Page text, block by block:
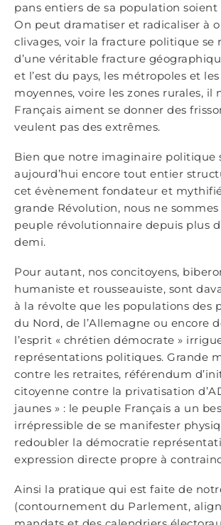
pans entiers de sa population soient
On peut dramatiser et radicaliser à
clivages, voir la fracture politique se
d’une véritable fracture
et l’est du pays, les métropoles et
moyennes, voire les zones rurales, il
Français aiment se donner des
veulent pas des extrêmes.
Bien que notre imaginaire politique
aujourd’hui encore tout entier
cet évènement fondateur et mythifié
grande Révolution, nous ne
peuple révolutionnaire depuis plus
demi.
Pour autant, nos concitoyens,
humaniste et rousseauiste, sont
à la révolte que les populations des
du Nord, de l’Allemagne ou encore
l’esprit « chrétien démocrate »
représentations politiques. Grande
contre les retraites, référendum
citoyenne contre la privatisation
jaunes » : le peuple Français a un
irrépressible de se manifester
redoubler la démocratie
expression directe propre à
Ainsi la pratique qui est faite de
(contournement du Parlement,